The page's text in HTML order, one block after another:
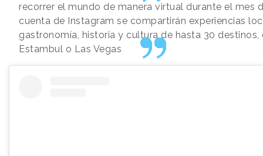
recorrer el mundo de manera virtual durante el mes
cuenta de Instagram se compartirán experiencias
gastronomía, historia y cultura de hasta 30
Estambul o Las Vegas